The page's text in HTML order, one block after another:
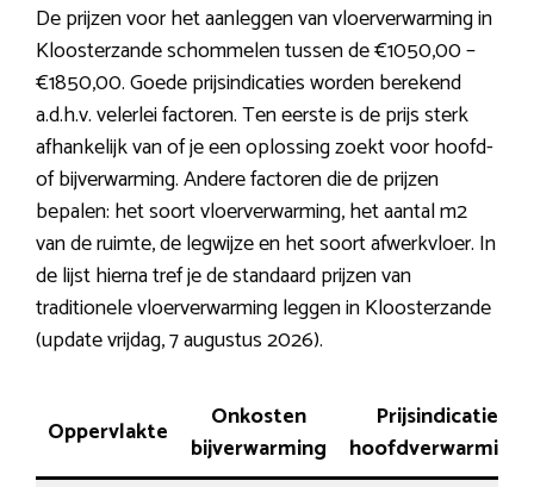
De prijzen voor het aanleggen van vloerverwarming in
Kloosterzande schommelen tussen de €1050,00 –
€1850,00. Goede prijsindicaties worden berekend
a.d.h.v. velerlei factoren. Ten eerste is de prijs sterk
afhankelijk van of je een oplossing zoekt voor hoofd-
of bijverwarming. Andere factoren die de prijzen
bepalen: het soort vloerverwarming, het aantal m2
van de ruimte, de legwijze en het soort afwerkvloer. In
de lijst hierna tref je de standaard prijzen van
traditionele vloerverwarming leggen in Kloosterzande
(update vrijdag, 7 augustus 2026).
Oppervlakte
Onkosten
bijverwarming
Prijsindicatie
hoofdverwarming